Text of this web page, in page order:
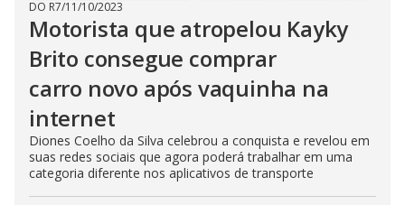
DO R7/11/10/2023
Motorista que atropelou Kayky
Brito consegue comprar
carro novo após vaquinha na
internet
Diones Coelho da Silva celebrou a conquista e revelou em
suas redes sociais que agora poderá trabalhar em uma
categoria diferente nos aplicativos de transporte